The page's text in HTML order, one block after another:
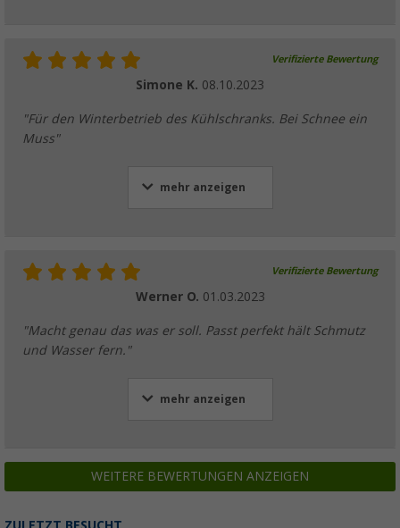
Verifizierte Bewertung
Simone K. 08.10.2023
"Für den Winterbetrieb des Kühlschranks. Bei Schnee ein
Muss"
mehr anzeigen
Verifizierte Bewertung
Werner O. 01.03.2023
"Macht genau das was er soll. Passt perfekt hält Schmutz
und Wasser fern."
mehr anzeigen
WEITERE BEWERTUNGEN ANZEIGEN